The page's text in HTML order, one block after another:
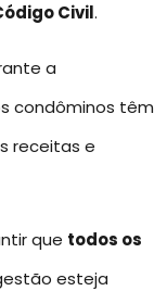
Civil.
a
condôminos têm
receitas e
que todos os
esteja